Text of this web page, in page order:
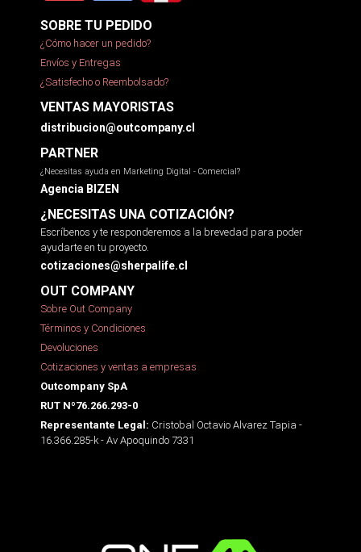
SOBRE TU PEDIDO
¿Cómo hacer un pedido?
Envíos y Entregas
¿Satisfecho o Reembolsado?
VENTAS MAYORISTAS
distribucion@outcompany.cl
PARTNER
¿Necesitas ayuda en Marketing Digital - Comercial?
Agencia BIZEN
¿NECESITAS UNA COTIZACIÓN?
Escríbenos y te responderemos a la brevedad para poder
ayudarte en tu proyecto.
cotizaciones@sherpalife.cl
OUT COMPANY
Sobre Out Company
Términos y Condiciones
Devoluciones
Cotizaciones y ventas a empresas
Outcompany SpA
RUT Nº76.266.293-0
Representante Legal: Cristobal Octavio Alvarez Tapia -
16.366.285-k - Av Apoquindo 7331